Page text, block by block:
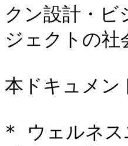
クン設計・ビ
ジェクトの社
本ドキュメン
* ウェルネス